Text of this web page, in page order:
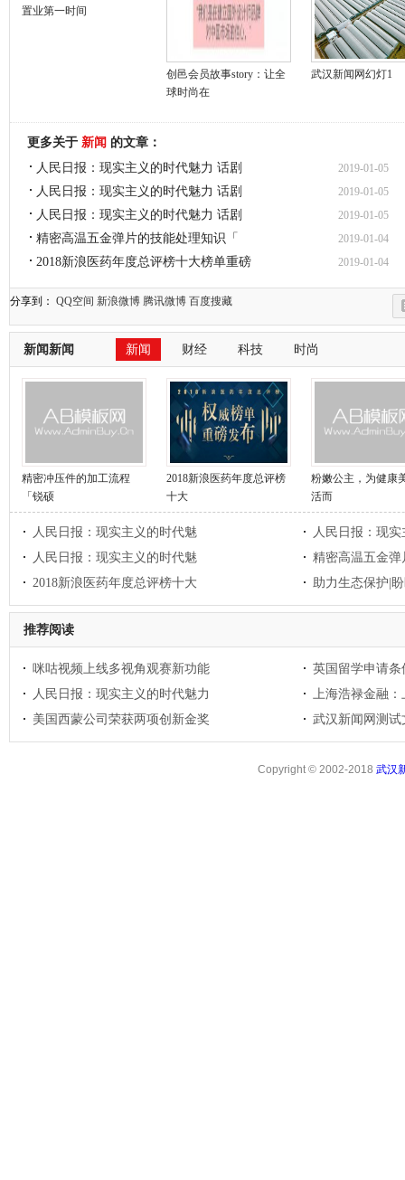
置业第一时间
创邑会员故事story：让全
球时尚在
武汉新闻网幻灯1
更多关于 新闻 的文章：
人民日报：现实主义的时代魅力 话剧
2019-01-05
人民日报：现实主义的时代魅力 话剧 2019-01-05
人民日报：现实主义的时代魅力 话剧 2019-01-05
精密高温五金弹片的技能处理知识「 2019-01-04
2018新浪医药年度总评榜十大榜单重磅 2019-01-04
分享到： QQ空间 新浪微博 腾讯微博 百度搜藏
新闻新闻 新闻 财经 科技 时尚
精密冲压件的加工流程
「锐硕
2018新浪医药年度总评榜
十大
粉嫩公主，为健康
活而
人民日报：现实主义的时代魅
人民日报：现
人民日报：现实主义的时代魅
精密高温五金
2018新浪医药年度总评榜十大
助力生态保护|
推荐阅读
咪咕视频上线多视角观赛新功能
英国留学申请
人民日报：现实主义的时代魅力
上海浩禄金融：
美国西蒙公司荣获两项创新金奖
武汉新闻网测试
Copyright © 2002-2018 武汉